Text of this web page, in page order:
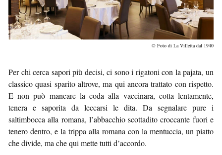
© Foto di La Villetta dal 1940
Per chi cerca sapori più decisi, ci sono i rigatoni con la pajata, un
classico quasi sparito altrove, ma qui ancora trattato con rispetto.
E non può mancare la coda alla vaccinara, cotta lentamente,
tenera e saporita da leccarsi le dita. Da segnalare pure i
saltimbocca alla romana, l’abbacchio scottadito croccante fuori e
tenero dentro, e la trippa alla romana con la mentuccia, un piatto
che divide, ma che qui mette tutti d’accordo.